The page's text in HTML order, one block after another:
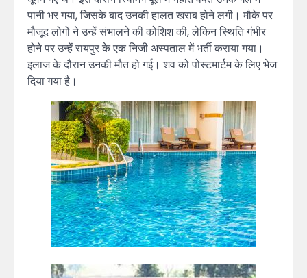
पानी भर गया, जिसके बाद उनकी हालत खराब होने लगी। मौके पर
मौजूद लोगों ने उन्हें संभालने की कोशिश की, लेकिन स्थिति गंभीर
होने पर उन्हें रायपुर के एक निजी अस्पताल में भर्ती कराया गया।
इलाज के दौरान उनकी मौत हो गई। शव को पोस्टमार्टम के लिए भेज
दिया गया है।